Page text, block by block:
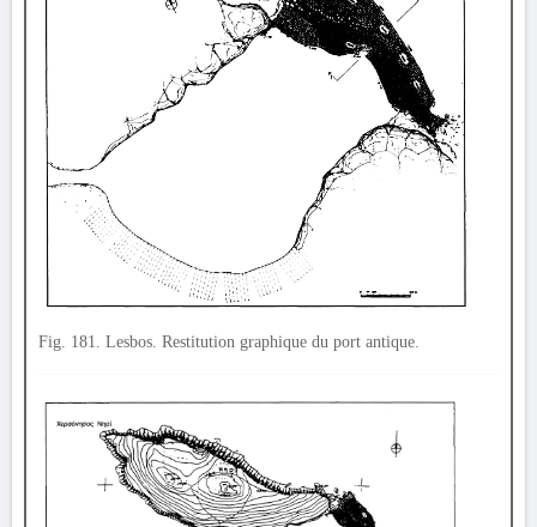
Fig. 181. Lesbos. Restitution graphique du port antique.